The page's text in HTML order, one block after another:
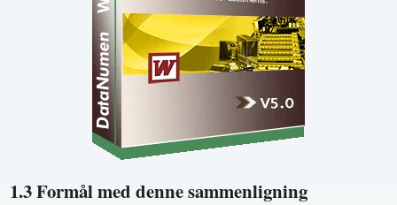
1.3 Formål med denne sammenligning